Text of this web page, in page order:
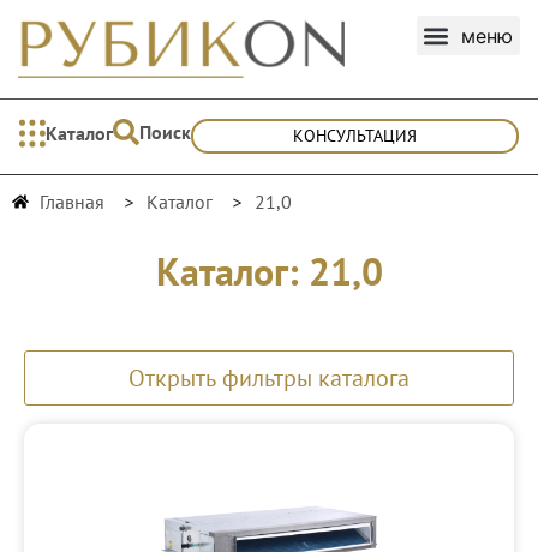
Каталог Поиск КОНСУЛЬТАЦИЯ
Главная Каталог 21,0
Каталог: 21,0
Открыть фильтры каталога